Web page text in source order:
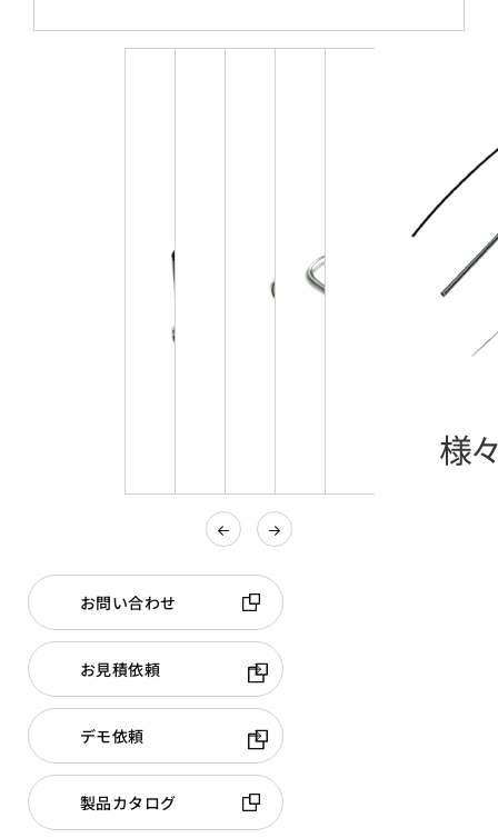
5件中1件の画像
お問い合わせ
お見積依頼
デモ依頼
製品カタログ